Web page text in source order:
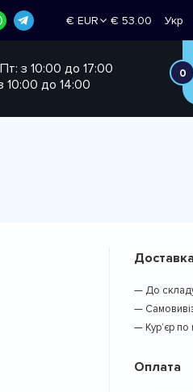
€ EUR
€ 53.00
Укр
з 10:00 до 17:00
10:00 до 14:00
0
Доставка
— До
—
— Кур’єр по
Оплата